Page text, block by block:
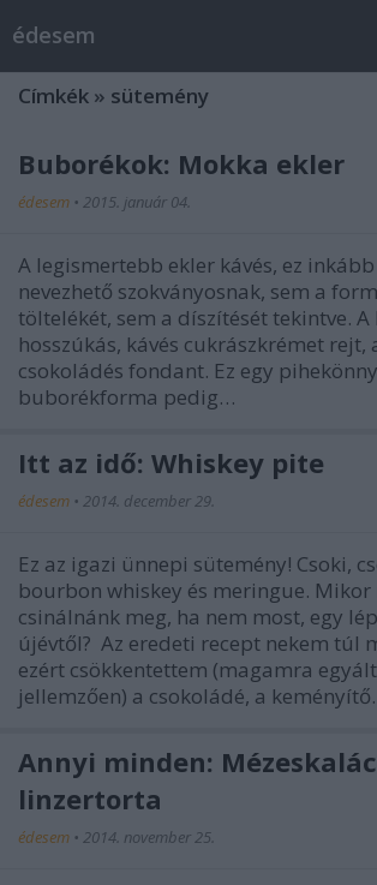
édesem
Címkék » sütemény
Buborékok: Mokka ekler
édesem • 2015. január 04.
A legismertebb ekler kávés, ez
nevezhető szokványosnak, sem a
töltelékét, sem a díszítését tekintve. A
hosszúkás, kávés cukrászkrémet rejt,
csokoládés fondant. Ez egy
buborékforma pedig…
Itt az idő: Whiskey pite
édesem • 2014. december 29.
Ez az igazi ünnepi sütemény! Csoki,
bourbon whiskey és meringue.
csinálnánk meg, ha nem most, egy
újévtől? Az eredeti recept nekem túl
ezért csökkentettem (magamra
jellemzően) a csokoládé, a
Annyi minden:
linzertorta
édesem • 2014. november 25.